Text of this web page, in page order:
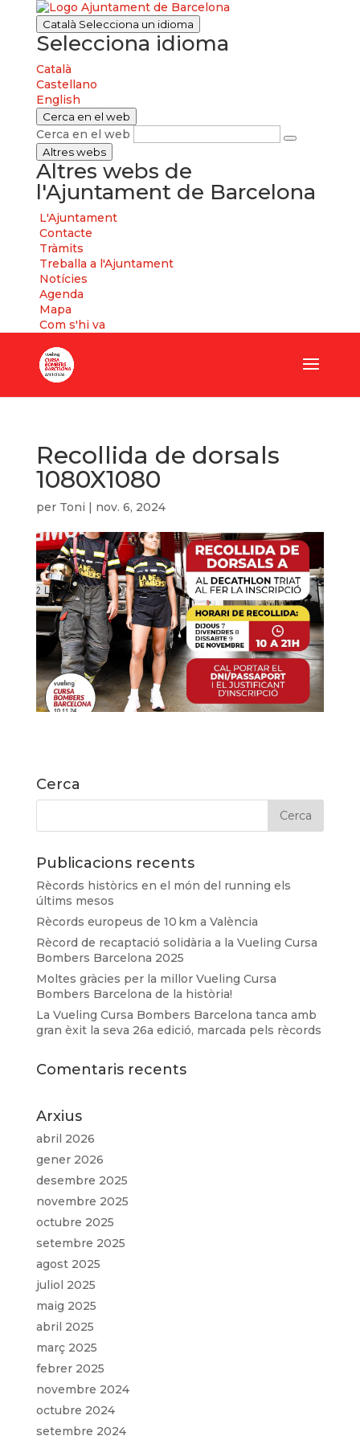
Català Selecciona un idioma
Selecciona idioma
Català
Castellano
English
Cerca en el web
Cerca en el web
Altres webs
Altres webs de
l'Ajuntament de Barcelona
L'Ajuntament
Contacte
Tràmits
Treballa a l'Ajuntament
Notícies
Agenda
Mapa
Com s'hi va
Recollida de dorsals
1080X1080
per Toni | nov. 6, 2024
Cerca
Publicacions recents
Rècords històrics en el món del running els
últims mesos
Rècords europeus de 10 km a València
Rècord de recaptació solidària a la Vueling Cursa
Bombers Barcelona 2025
Moltes gràcies per la millor Vueling Cursa
Bombers Barcelona de la història!
La Vueling Cursa Bombers Barcelona tanca amb
gran èxit la seva 26a edició, marcada pels rècords
Comentaris recents
Arxius
abril 2026
gener 2026
desembre 2025
novembre 2025
octubre 2025
setembre 2025
agost 2025
juliol 2025
maig 2025
abril 2025
març 2025
febrer 2025
novembre 2024
octubre 2024
setembre 2024